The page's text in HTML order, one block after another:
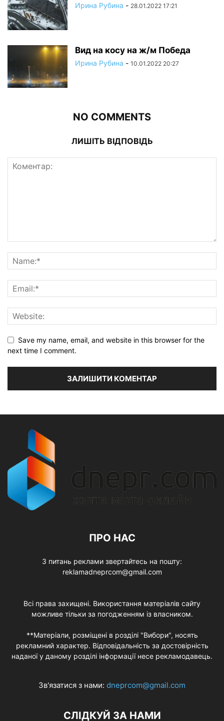
Ирина Рубина - 28.01.2022 17:21
Вид на косу на ж/м Победа
Ирина Рубина - 10.01.2022 20:27
NO COMMENTS
ЛИШІТЬ ВІДПОВІДЬ
Save my name, email, and website in this browser for the
next time I comment.
ПРО НАС
З питань реклами звертайтесь на пошту:
reklamadneprcom@gmail.com
Всі права захищені. Використання матеріалів сайту
можливе тільки за погодженням із власником.
**Матеріали, розміщені в розділі "Вибори", носять
рекламний характер. Відповідальність за достовірність
наданої у даному розділі інформації несе рекламодавець.
Зв'язатися з нами: dneprcom@gmail.com
СЛІДКУЙ ЗА НАМИ